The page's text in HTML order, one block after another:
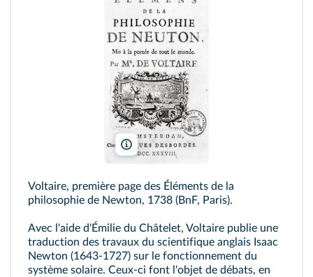
Bibliotheque Mazarine/Archives Charmet/
Voltaire, première page des Éléments de la
philosophie de Newton, 1738 (BnF, Paris).
Avec l'aide d'Émilie du Châtelet, Voltaire publie une
traduction des travaux du scientifique anglais Isaac
Newton (1643-1727) sur le fonctionnement du
système solaire. Ceux-ci font l'objet de débats, en